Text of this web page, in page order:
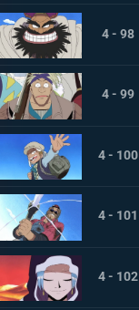
4 - 98
4 - 99
4 - 100
4 - 101
4 - 102